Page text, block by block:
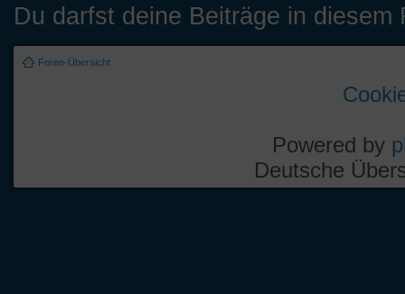
Du darfst deine Beiträge in diesem
Foren-Übersicht
Powered by
Deutsche